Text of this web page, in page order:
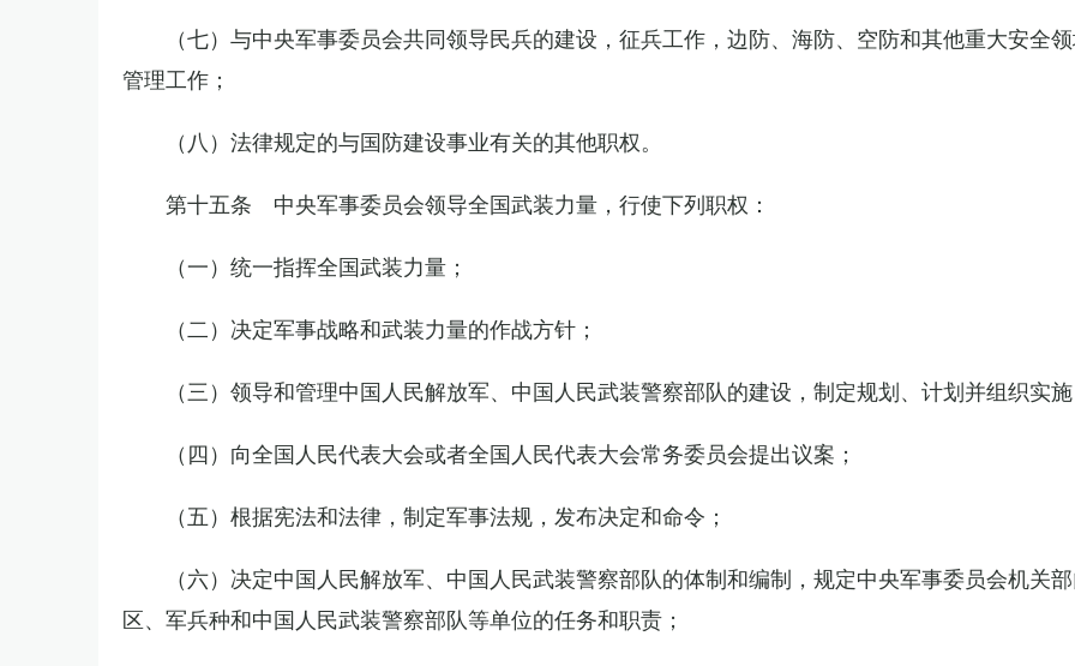
（七）与中央军事委员会共同领导民兵的建设，征兵工作，边防、海防、空防和其他重大安全
管理工作；
（八）法律规定的与国防建设事业有关的其他职权。
第十五条 中央军事委员会领导全国武装力量，行使下列职权：
（一）统一指挥全国武装力量；
（二）决定军事战略和武装力量的作战方针；
（三）领导和管理中国人民解放军、中国人民武装警察部队的建设，制定规划、计划并组织实
（四）向全国人民代表大会或者全国人民代表大会常务委员会提出议案；
（五）根据宪法和法律，制定军事法规，发布决定和命令；
（六）决定中国人民解放军、中国人民武装警察部队的体制和编制，规定中央军事委员会机关
区、军兵种和中国人民武装警察部队等单位的任务和职责；